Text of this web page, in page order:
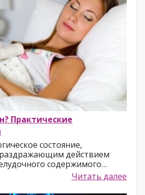
Практические
состояние,
действием
содержимого…
Читать далее